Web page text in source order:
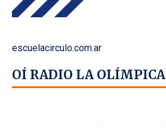
escuelacirculo.com.ar
OÍ RADIO LA OLÍMPICA